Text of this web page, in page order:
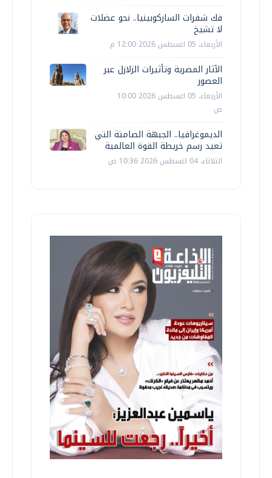
فك شفرات الساركوبينيا.. نحو عضلات
لا تشيخ
الأربعاء، 05 اغسطس 2026 12:00 م
الآثار المصرية وتأثيرات الزلازل عبر
العصور
الأربعاء، 05 اغسطس 2026 10:00
ص
الديموغرافيا.. الجبهة الصامتة التي
تعيد رسم خريطة القوة العالمية
الثلاثاء، 04 اغسطس 2026 10:36 ص